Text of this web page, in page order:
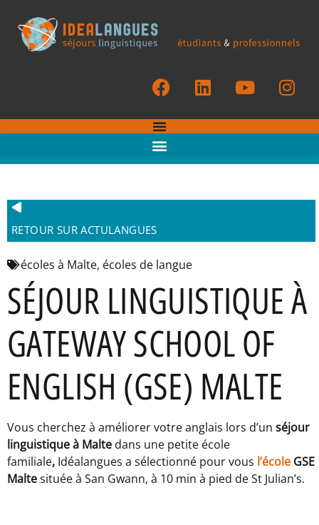
RETOUR SUR ACTULANGUES
écoles à Malte, écoles de langue
SÉJOUR LINGUISTIQUE À
GATEWAY SCHOOL OF
ENGLISH (GSE) MALTE
Vous cherchez à améliorer votre anglais lors d’un séjour
linguistique à Malte dans une petite école
familiale, Idéalangues a sélectionné pour vous l’école GSE
Maltesituée à San Gwann, à 10 min à pied de St Julian’s.